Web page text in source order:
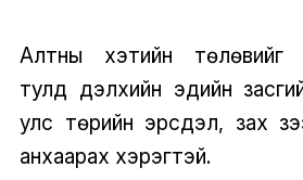
Алтны хэтийн төлөвийг
тулд дэлхийн эдийн
улс төрийн эрсдэл, зах
анхаарах хэрэгтэй.